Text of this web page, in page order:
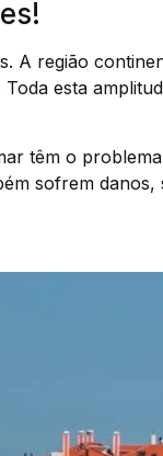
A região
esta
têm o
sofrem